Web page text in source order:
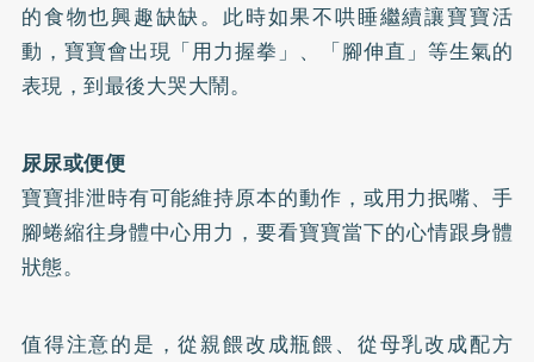
的食物也興趣缺缺。此時如果不哄睡繼續讓寶寶活
動，寶寶會出現「用力握拳」、「腳伸直」等生氣的
表現，到最後大哭大鬧。
尿尿或便便
寶寶排泄時有可能維持原本的動作，或用力抿嘴、手
腳蜷縮往身體中心用力，要看寶寶當下的心情跟身體
狀態。
值得注意的是，從親餵改成瓶餵、從母乳改成配方